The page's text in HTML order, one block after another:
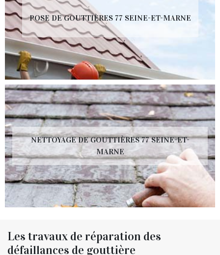
POSE DE GOUTTIÈRES 77 SEINE-ET-MARNE
NETTOYAGE DE GOUTTIÈRES 77 SEINE-ET-
MARNE
Les travaux de réparation des
défaillances de gouttière